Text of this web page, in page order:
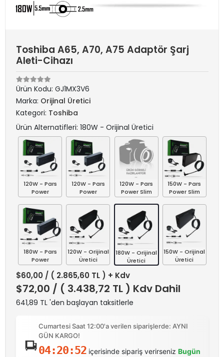
Toshiba A65, A70, A75 Adaptör Şarj
Aleti-Cihazı
Ürün Kodu: GJ1MX3V6
Marka: Orijinal Üretici
Kategori: Toshiba
Ürün Alternatifleri: 180W - Orijinal Üretici
120W - Pars
Power
120W - Pars
Power
120W - Pars
Power Slim
150W - Pars
Power Slim
180W - Pars
Power
120W - Orijinal
Üretici
180W - Orijinal
Üretici
150W - Orijinal
Üretici
$60,00 / ( 2.865,60 TL ) + Kdv
$72,00 / ( 3.438,72 TL ) Kdv Dahil
641,89 TL 'den başlayan taksitlerle
Cumartesi Saat 12:00'a verilen siparişlerde: AYNI
GÜN KARGO!
04:20:52içerisinde sipariş verirseniz Bugün